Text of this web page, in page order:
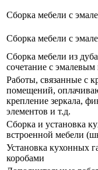
Сборка мебели с
Сборка мебели с
Сборка мебели из
сочетание с
Работы, связанные с
помещений,
крепление зеркала,
элементов и т.д.
Сборка и установка
встроенной мебели
Установка кухонных
коробами